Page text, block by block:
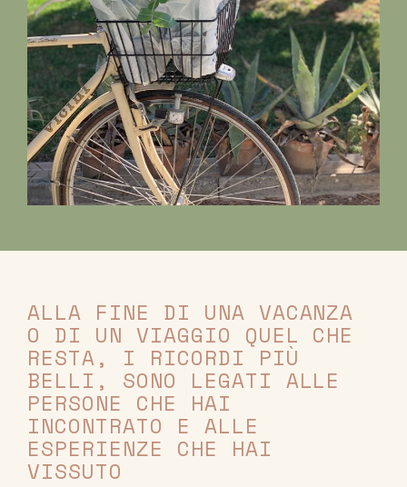
ALLA FINE DI UNA VACANZA
O DI UN VIAGGIO QUEL CHE
RESTA, I RICORDI PIÙ
BELLI, SONO LEGATI ALLE
PERSONE CHE HAI
INCONTRATO E ALLE
ESPERIENZE CHE HAI
VISSUTO